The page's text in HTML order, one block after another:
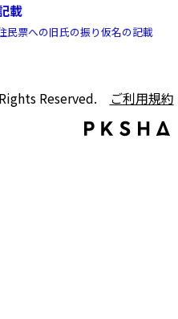
載
民票への旧氏の振り仮名の記載
Reserved. ご利用規約